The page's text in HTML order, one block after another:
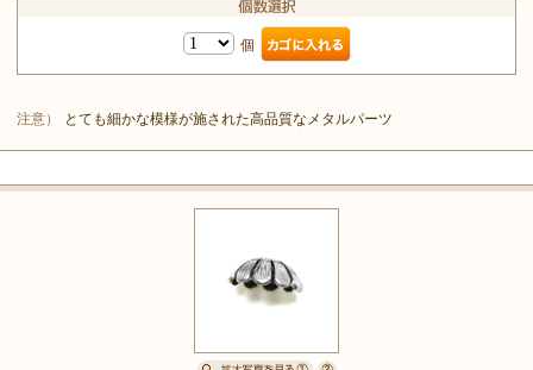
個
注意） とても細かな模様が施された高品質なメタルパーツ